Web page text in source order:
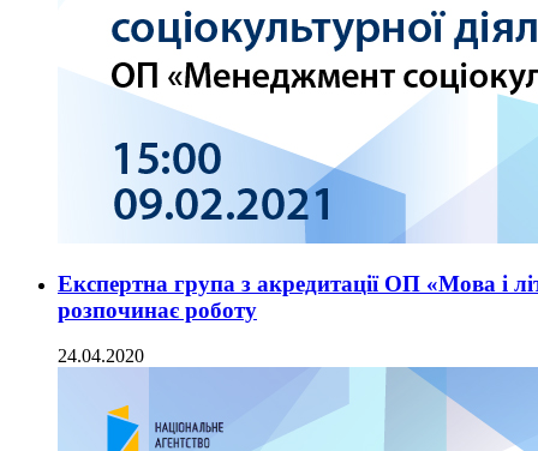
Експертна група з акредитації ОП «Мова і
розпочинає роботу
24.04.2020